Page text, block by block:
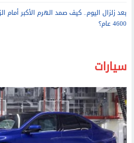
بعد زلزال اليوم.. كيف صمد الهرم الأكبر أمام
4600 عام؟
سيارات